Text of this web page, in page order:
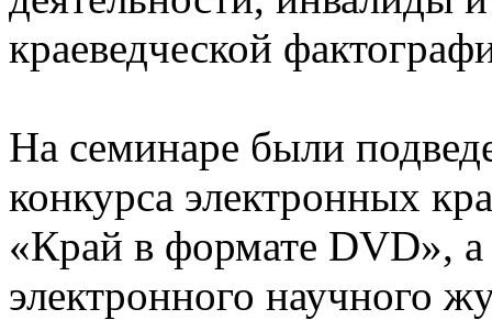
краеведческой
На семинаре были
конкурса электронных
«Край в формате DVD», а
электронного научного